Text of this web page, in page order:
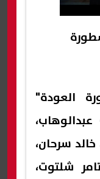
4 - أسطورة
العودة"
سرحان،
شلتوت،